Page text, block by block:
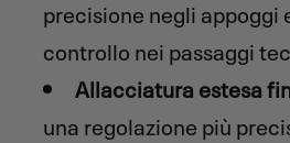
precisione negli appoggi
controllo nei passaggi
Allacciatura estesa
una regolazione più